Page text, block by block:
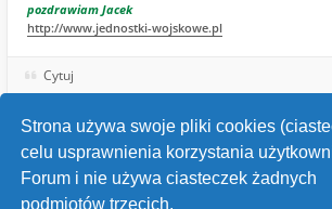
Strona używa swoje pliki cookies
celu usprawnienia korzystania
Forum i nie używa ciasteczek żadnych
podmiotów trzecich.
pozdrawiam Jacek
http://www.jednostki-wojskowe.pl
Cytuj
Wróć do „Ogłoszenia sprzedaży”